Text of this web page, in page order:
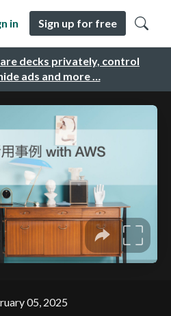
decks privately, control
ads and more …
in Sign up for free
05, 2025